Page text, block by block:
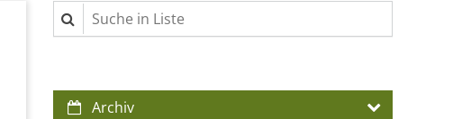
Suche in Liste
Archiv